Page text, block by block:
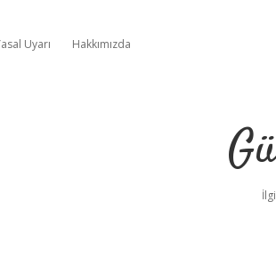
Uyarı Hakkımızda